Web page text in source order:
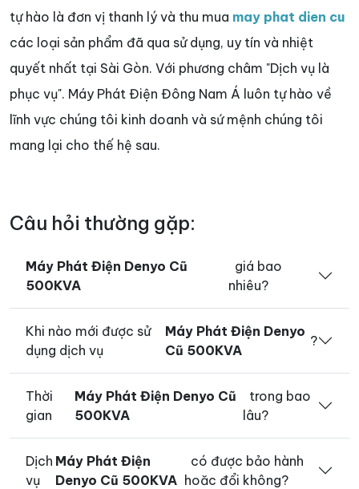
tự hào là đơn vị thanh lý và thu mua may phat dien cu
các loại sản phẩm đã qua sử dụng, uy tín và nhiệt
quyết nhất tại Sài Gòn. Với phương châm "Dịch vụ là
phục vụ". Máy Phát Điện Đông Nam Á luôn tự hào về
lĩnh vực chúng tôi kinh doanh và sứ mệnh chúng tôi
mang lại cho thế hệ sau.
Câu hỏi thường gặp:
Máy Phát Điện Denyo Cũ
500KVA
giá bao
nhiêu?
Khi nào mới được sử
dụng dịch vụ
Máy Phát Điện Denyo
Cũ 500KVA
?
Thời
gian
Máy Phát Điện Denyo Cũ
500KVA
trong bao
lâu?
Dịch
vụ
Máy Phát Điện
Denyo Cũ 500KVA
có được bảo hành
hoăc đổi không?